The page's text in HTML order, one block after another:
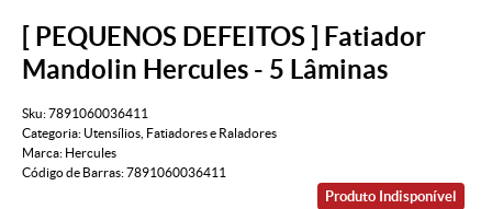
[ PEQUENOS DEFEITOS ] Fatiador
Mandolin Hercules - 5 Lâminas
Sku:7891060036411
Categoria: Utensílios Fatiadores e Raladores
Marca: Hercules
Código de Barras:7891060036411
Produto Indisponível